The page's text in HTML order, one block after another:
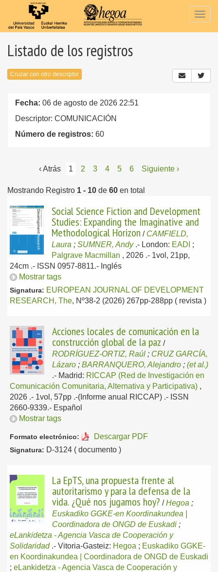
Listado de los registros
Cruzar con otro descriptor
Fecha: 06 de agosto de 2026 22:51
Descriptor: COMUNICACIÓN
Número de registros: 60
‹ Atrás 1 2 3 4 5 6 Siguiente ›
Mostrando Registro 1 - 10 de 60 en total
Social Science Fiction and Development
Studies: Expanding the Imaginative and
Methodological Horizon / CAMFIELD,
Laura ; SUMNER, Andy .- London: EADI ;
Palgrave Macmillan , 2026 .- 1vol, 21pp,
24cm .- ISSN 0957-8811.- Inglés
Mostrar tags
Signatura: EUROPEAN JOURNAL OF DEVELOPMENT
RESEARCH, The, Nº38-2 (2026) 267pp-288pp ( revista )
Acciones locales de comunicación en la
construcción global de la paz /
RODRÍGUEZ-ORTIZ, Raúl ; CRUZ GARCÍA,
Lázaro ; BARRANQUERO, Alejandro ; (et al.)
.- Madrid: RICCAP (Red de Investigación en
Comunicación Comunitaria, Alternativa y Participativa) ,
2026 .- 1vol, 57pp .-(Informe anual RICCAP) .- ISSN
2660-9339.- Español
Mostrar tags
Formato electrónico: Descargar PDF
Signatura: D-3124 ( documento )
La EpTS, una propuesta frente al
autoritarismo y para la defensa de la
vida. ¿Qué nos jugamos hoy? /Hegoa ;
Euskadiko GGKE-en Koordinakundea |
Coordinadora de ONGD de Euskadi ;
eLankidetza - Agencia Vasca de Cooperación y
Solidaridad .- Vitoria-Gasteiz: Hegoa ; Euskadiko GGKE-
en Koordinakundea | Coordinadora de ONGD de Euskadi
; eLankidetza - Agencia Vasca de Cooperación y